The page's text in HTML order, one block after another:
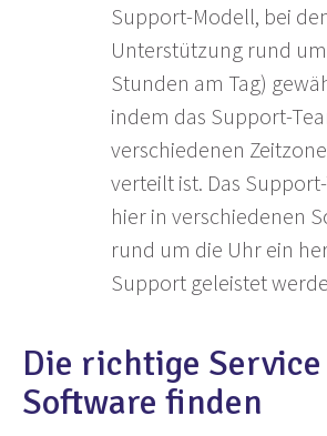
Support-Modell, bei
Unterstützung rund
Stunden am Tag)
indem das Support-
verschiedenen
verteilt ist. Das
hier in verschiedenen
rund um die Uhr ein
Support geleistet
Die richtige
Software finden